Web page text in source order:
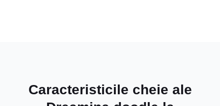
Caracteristicile cheie ale